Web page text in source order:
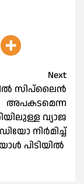
Next
സിപ്‌ലൈന്‍
അപകടമെന്ന
വ്യാജ
നിര്‍മിച്ച്
പിടിയിൽ